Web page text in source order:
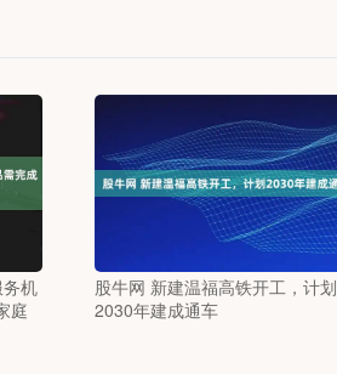
机
庭
股牛网 新建温福高铁开工，计划
2030年建成通车